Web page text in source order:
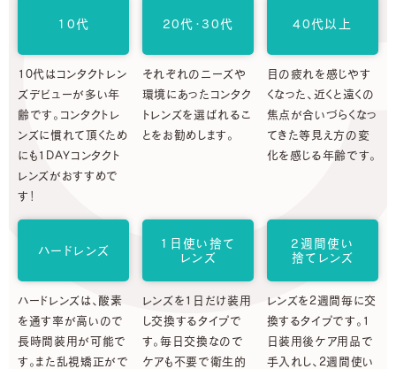
10代
10代はコンタクトレン
ズデビューが多い年
齢です。コンタクトレ
ンズに慣れて頂くため
にも1DAYコンタクト
レンズがおすすめで
す！
20代・30代
それぞれのニーズや
環境にあったコンタク
トレンズを選ばれるこ
とをお勧めします。
40代以上
目の疲れを感じやす
くなった、近くと遠くの
焦点が合いづらくなっ
てきた等見え方の変
化を感じる年齢です。
ハードレンズ
ハードレンズは、酸素
を通す率が高いので
長時間装用が可能で
す。また乱視矯正がで
1日使い捨て
レンズ
レンズを1日だけ装用
し交換するタイプで
す。毎日交換なので
ケアも不要で衛生的
2週間使い
捨てレンズ
レンズを2週間毎に交
換するタイプです。1
日装用後ケア用品で
手入れし、2週間使い